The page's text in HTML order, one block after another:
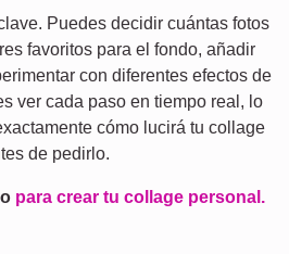
Puedes decidir cuántas fotos
favoritos para el fondo, añadir
con diferentes efectos de
ver cada paso en tiempo real, lo
cómo lucirá tu collage
de pedirlo.
para crear tu collage personal.